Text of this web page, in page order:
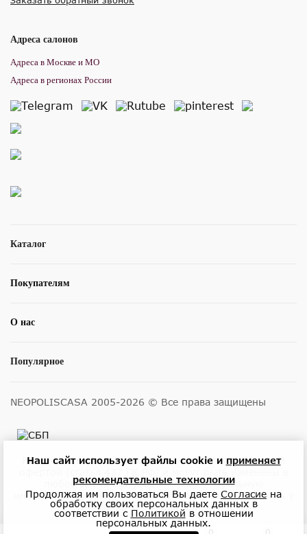
Каталог
Покупателям
О нас
Популярное
Адреса салонов
Адреса в Москве и МО
Адреса в регионах России
NEOPOLISCASA 2005-2026 © Все права защищены
Размещенные на сайте цены не являются публичной
любое время без уведомления. Актуальную
информацию о ценах и наличии товара можно узнать у
менеджеров по телефону или в салонах.
Наш сайт использует файлы cookie и применяет
рекомендательные технологии
Продолжая им пользоваться Вы даете Согласие на
обработку своих персональных данных в
соответствии с Политикой в отношении
персональных данных.